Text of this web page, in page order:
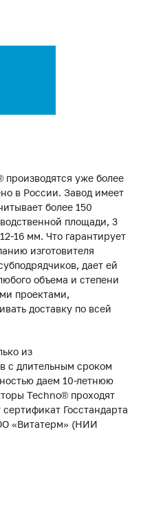
уже более
в России. Завод имеет
более 150
площади, 3
16 мм. Что гарантирует
изготовителя
дает ей
объема и степени
проектами,
доставку по всей
из
с длительным сроком
даем 10-летнюю
Techno® проходят
Госстандарта
«Витатерм» (НИИ